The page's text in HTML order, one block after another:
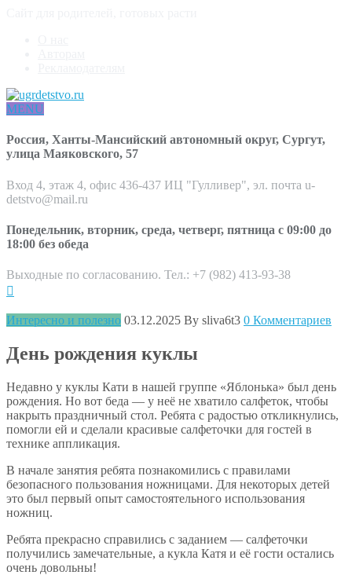
MENU
Россия, Ханты-Мансийский автономный округ, Сургут,
улица Маяковского, 57
Вход 4, этаж 4, офис 436-437 ИЦ "Гулливер", эл. почта u-
detstvo@mail.ru
Понедельник, вторник, среда, четверг, пятница с 09:00 до
18:00 без обеда
Выходные по согласованию. Тел.: +7 (982) 413-93-38
Интересно и полезно 03.12.2025 By sliva6t3 0 Комментариев
День рождения куклы
Недавно у куклы Кати в нашей группе «Яблонька» был день
рождения. Но вот беда — у неё не хватило салфеток, чтобы
накрыть праздничный стол. Ребята с радостью откликнулись,
помогли ей и сделали красивые салфеточки для гостей в
технике аппликация.
В начале занятия ребята познакомились с правилами
безопасного пользования ножницами. Для некоторых детей
это был первый опыт самостоятельного использования
ножниц.
Ребята прекрасно справились с заданием — салфеточки
получились замечательные, а кукла Катя и её гости остались
очень довольны!